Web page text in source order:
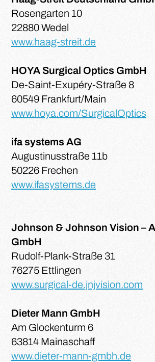
Rosengarten 10
22880 Wedel
www.haag-streit.de
HOYA Surgical Optics GmbH
De-Saint-Exupéry-Straße 8
60549 Frankfurt/Main
www.hoya.com/SurgicalOptics
ifa systems AG
Augustinusstraße 11b
50226 Frechen
www.ifasystems.de
Johnson & Johnson Vision –
GmbH
Rudolf-Plank-Straße 31
76275 Ettlingen
www.surgical-de.jnjvision.com
Dieter Mann GmbH
Am Glockenturm 6
63814 Mainaschaff
www.dieter-mann-gmbh.de